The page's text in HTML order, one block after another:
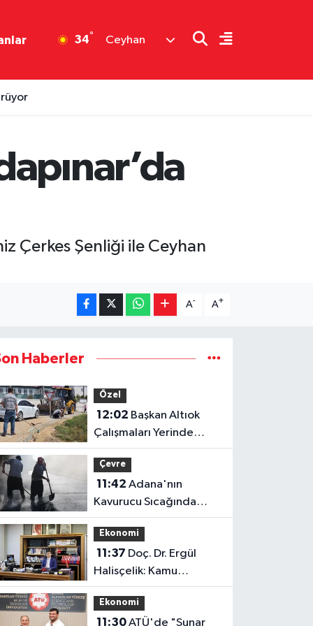
34° Ceyhan
Çerkes Şenliği ile Ceyhan
A- A+
Haberler
Özel
12:02
Çalışmaları Yerinde
İnceledi: Yumurtalık'ta
Altyapı ve Ulaşım
Seferberliği
Çevre
11:42
Kavurucu Sıcağında
İşçilerin Zorlu Asfalt
Mesaisi Sürüyor
Ekonomi
11:37
Halisçelik: Kamu
Maliyesi Karmaşık ve Zor
İzlenebilir Bir Yapıya
Dönüştü
Ekonomi
11:30ATÜ'de "Sunar